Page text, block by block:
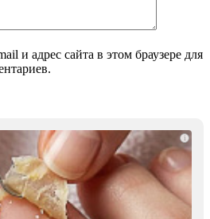
и адрес сайта в этом браузере для
i